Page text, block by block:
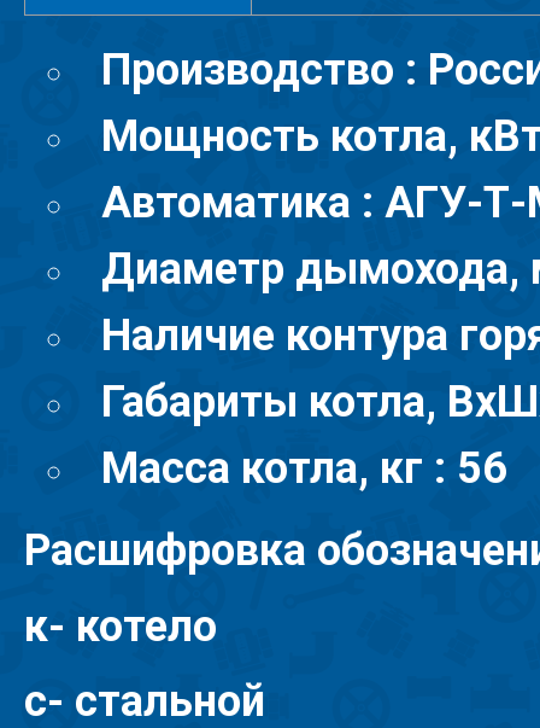
Производство :
Мощность котла,
Автоматика : АГУ-
Диаметр дымохода,
Наличие контура
Габариты котла,
Масса котла, кг : 56
​Расшифровка
к- котело
с- стальной